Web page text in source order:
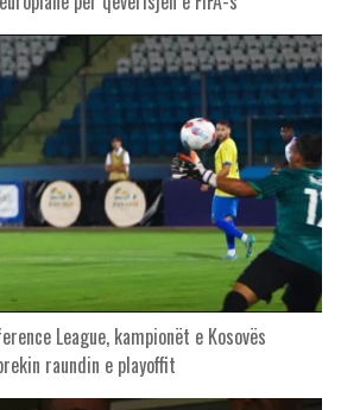
League, kampionët e Kosovës
raundin e playoffit